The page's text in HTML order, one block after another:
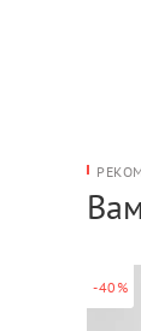
-40%